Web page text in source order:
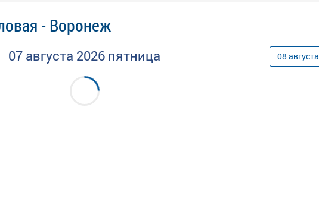
- Воронеж
07 августа 2026 пятница 08 августа